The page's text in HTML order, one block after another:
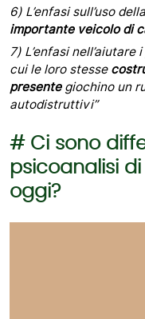
6) L’enfasi sull’uso della
importante veicolo di
7) L’enfasi
cui le loro stesse
presentegiochino un
autodistruttivi”
# Ci sono
psicoanalisi
oggi?